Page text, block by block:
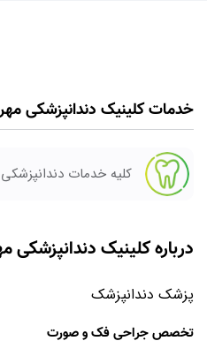
خدمات کلینیک دندانپزشکی
کلیه خدمات
درباره کلینیک دندانپزشکی
پزشک دندانپزشک
تخصص جراحی فک و صورت